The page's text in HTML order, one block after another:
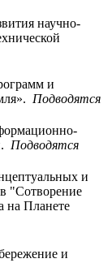
научно-
и
Подводятся
Подводятся
и
"Сотворение
на Планете
и